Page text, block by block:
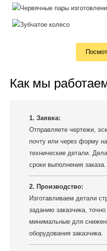
Как мы
1. Заявка:
Отправляете чертежи,
почту или через форму
технические детали.
сроки выполнения заказа.
2. Производство:
Изготавливаем детали
заданию заказчика,
минимальные для
оборудования заказчика.